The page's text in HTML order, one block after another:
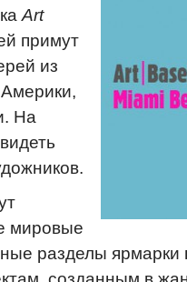
Art
примут
из
На
мировые
разделы